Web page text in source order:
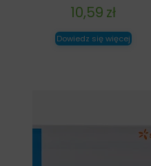
10,59 zł
Dowiedz się więcej